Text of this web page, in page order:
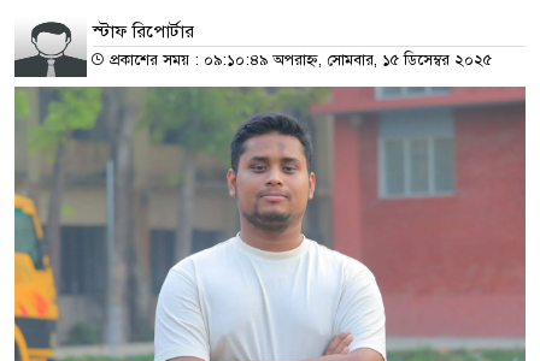
স্টাফ রিপোর্টার
প্রকাশের সময় : ০৯:১০:৪৯ অপরাহ্ন, সোমবার, ১৫ ডিসেম্বর ২০২৫